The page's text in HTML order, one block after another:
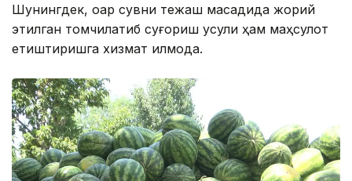
Шунингдек, оқар сувни тежаш мақсадида жорий
этилган томчилатиб суғориш усули ҳам маҳсулот
етиштиришга хизмат қилмоқда.